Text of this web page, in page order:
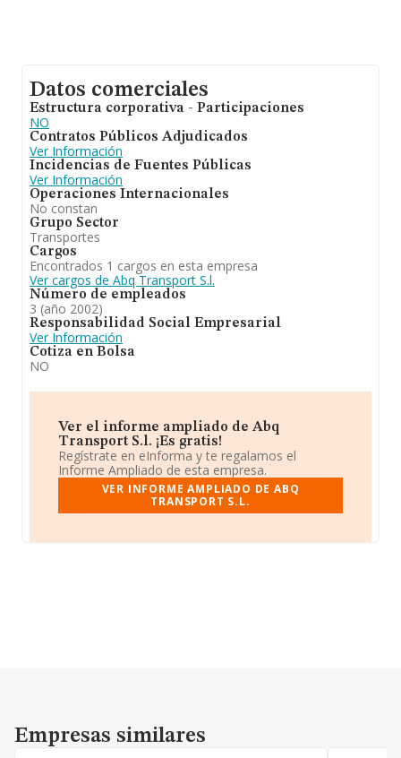
Datos comerciales
Estructura corporativa - Participaciones
NO
Contratos Públicos Adjudicados
Ver Información
Incidencias de Fuentes Públicas
Ver Información
Operaciones Internacionales
No constan
Grupo Sector
Transportes
Cargos
Encontrados 1 cargos en esta empresa
Ver cargos de Abq Transport S.l.
Número de empleados
3 (año 2002)
Responsabilidad Social Empresarial
Ver Información
Cotiza en Bolsa
NO
Ver el informe ampliado de Abq
Transport S.l. ¡Es gratis!
Regístrate en eInforma y te regalamos el
Informe Ampliado de esta empresa.
VER INFORME AMPLIADO DE ABQ
TRANSPORT S.L.
Empresas similares
Empresas similares